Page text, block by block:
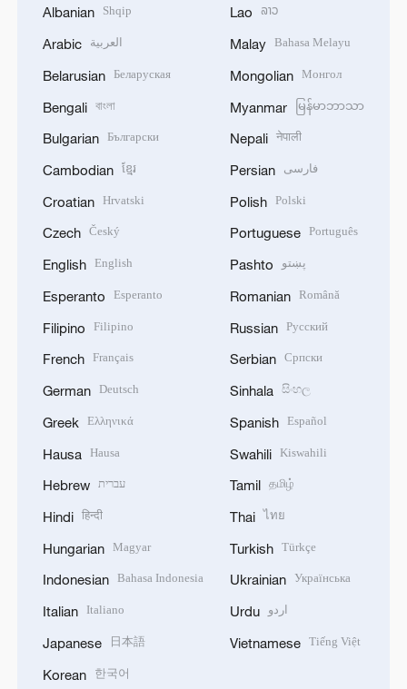
Albanian Shqip
Arabic العربية
Belarusian Беларуская
Bengali বাংলা
Bulgarian Български
Cambodian ខ្មែរ
Croatian Hrvatski
Czech Český
English English
Esperanto Esperanto
Filipino Filipino
French Français
German Deutsch
Greek Ελληνικά
Hausa Hausa
Hebrew עברית
Hindi हिन्दी
Hungarian Magyar
Indonesian Bahasa Indonesia
Italian Italiano
Japanese 日本語
Korean 한국어
Lao ລາວ
Malay Bahasa Melayu
Mongolian Монгол
Myanmar မြန်မာဘာသာ
Nepali नेपाली
Persian فارسی
Polish Polski
Portuguese Português
Pashto پښتو
Romanian Română
Russian Русский
Serbian Српски
Sinhala සිංහල
Spanish Español
Swahili Kiswahili
Tamil தமிழ்
Thai ไทย
Turkish Türkçe
Ukrainian Українська
Urdu اردو
Vietnamese Tiếng Việt